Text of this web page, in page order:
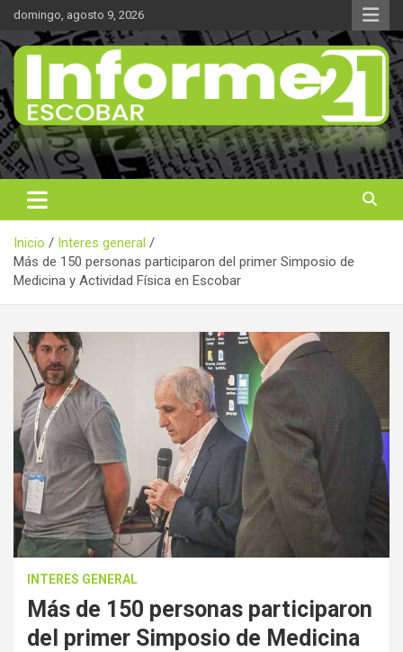
Saltar
contenido
domingo, agosto 9, 2026
Informe 21
Noticas reales
Inicio
Interes general
Más de 150 personas participaron del primer Simposio de
Medicina y Actividad Física en Escobar
INTERES GENERAL
Más de 150 personas participaron
del primer Simposio de Medicina